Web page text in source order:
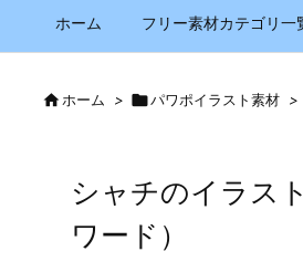
ホーム フリー素材カテゴリ一
ホーム > パワポイラスト素材 >
シャチのイラス
ワード）